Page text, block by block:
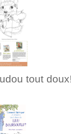
tout